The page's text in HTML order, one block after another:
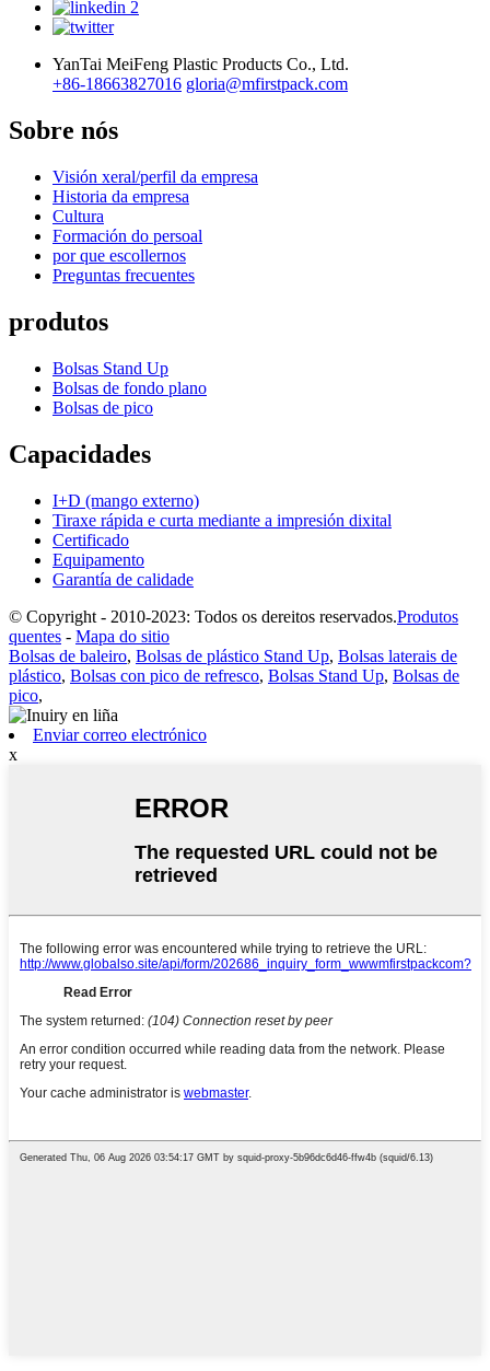
YanTai MeiFeng Plastic Products Co., Ltd.
+86-18663827016 gloria@mfirstpack.com
Sobre nós
Visión xeral/perfil da empresa
Historia da empresa
Cultura
Formación do persoal
por que escollernos
Preguntas frecuentes
produtos
Bolsas Stand Up
Bolsas de fondo plano
Bolsas de pico
Capacidades
I+D (mango externo)
Tiraxe rápida e curta mediante a impresión dixital
Certificado
Equipamento
Garantía de calidade
© Copyright - 2010-2023: Todos os dereitos reservados.Produtos
quentes - Mapa do sitio
Bolsas de baleiro, Bolsas de plástico Stand Up, Bolsas laterais de
plástico, Bolsas con pico de refresco, Bolsas Stand Up, Bolsas de
pico,
Enviar correo electrónico
x